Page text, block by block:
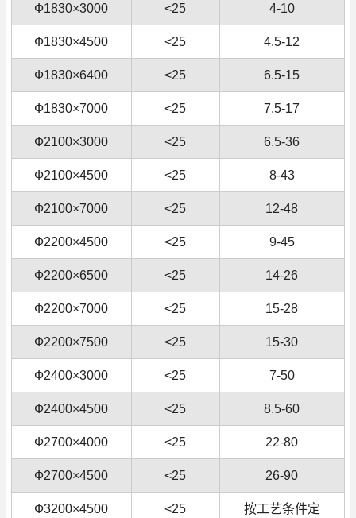
Ф1830×3000 <25 4-10
Ф1830×4500 <25 4.5-12
Ф1830×6400 <25 6.5-15
Ф1830×7000 <25 7.5-17
Ф2100×3000 <25 6.5-36
Ф2100×4500 <25 8-43
Ф2100×7000 <25 12-48
Ф2200×4500 <25 9-45
Ф2200×6500 <25 14-26
Ф2200×7000 <25 15-28
Ф2200×7500 <25 15-30
Ф2400×3000 <25 7-50
Ф2400×4500 <25 8.5-60
Ф2700×4000 <25 22-80
Ф2700×4500 <25 26-90
Ф3200×4500 <25 按工艺条件定